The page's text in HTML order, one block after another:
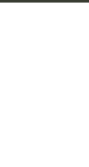
4-6-2or All Purpose